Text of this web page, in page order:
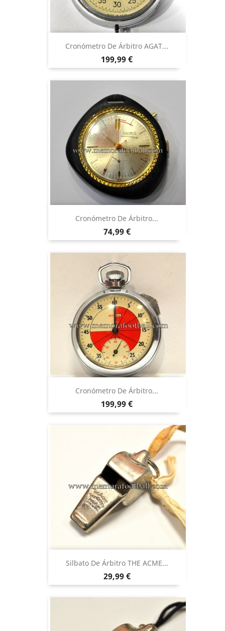
Cronómetro De Árbitro AGAT...
Precio
199,99 €
Cronómetro De Árbitro...
Precio
74,99 €
Cronómetro De Árbitro...
Precio
199,99 €
Silbato De Árbitro THE ACME...
Precio
29,99 €